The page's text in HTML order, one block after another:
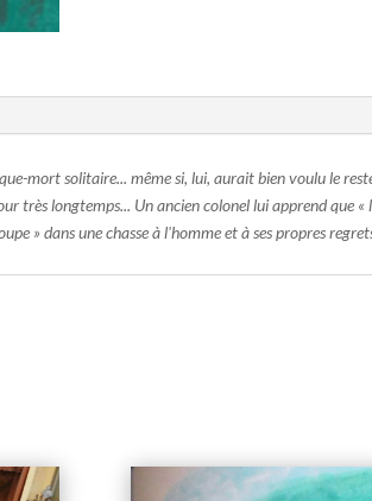
mort solitaire... même si, lui, aurait bien voulu le
très longtemps... Un ancien colonel lui apprend que
» dans une chasse à l'homme et à ses propres